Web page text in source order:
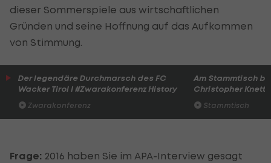
dieser Sommerspiele aus wirtschaftlichen
Gründen und seine Hoffnung auf das Aufkommen
von Stimmung.
Der legendäre Durchmarsch des FC
Wacker Tirol I #Zwarakonferenz History
Zwarakonferenz
Am Stammtisch
Christopher Knett
Stammtisch
Frage: 2016 haben Sie im APA-Interview gesagt